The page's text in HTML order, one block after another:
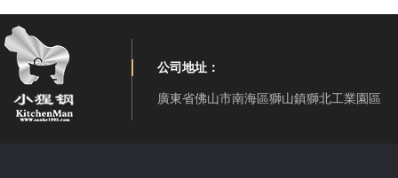
公司地址：
廣東省佛山市南海區獅山鎮獅北工業園區